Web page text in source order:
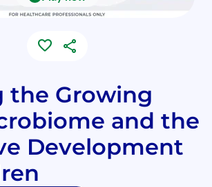
the Growing
and the
Development